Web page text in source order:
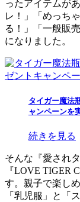
ったアイテムが
レ！」「めっち
る！」「一般販
になりました。
タイガー魔法
ャンペーンを
続きを見る
そんな『愛され
『LOVE TIGER
す。親子で楽し
「乳児服」と「